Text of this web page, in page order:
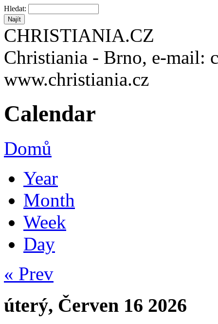
Hledat:
CHRISTIANIA.CZ
Christiania - Brno, e-mail:
www.christiania.cz
Calendar
Domů
Year
Month
Week
Day
« Prev
úterý, Červen 16 2026